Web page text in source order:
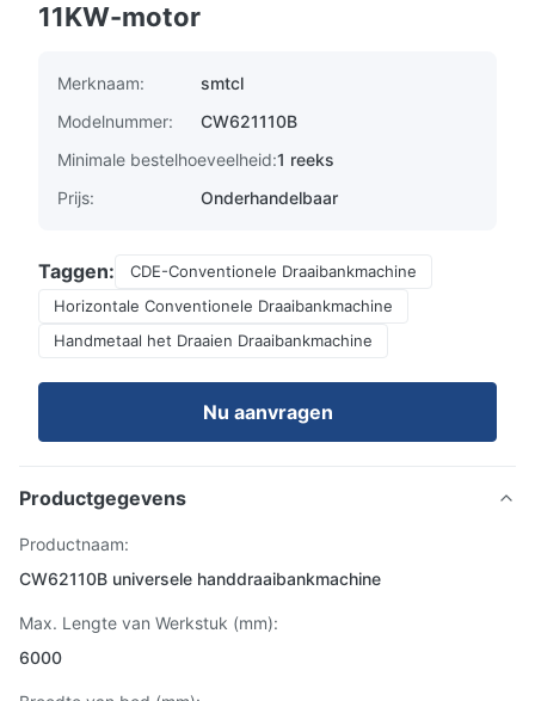
11KW-motor
Merknaam:
smtcl
Modelnummer:
CW621110B
Minimale bestelhoeveelheid:1 reeks
Prijs:
Onderhandelbaar
Taggen:
CDE-Conventionele Draaibankmachine
Horizontale Conventionele Draaibankmachine
Handmetaal het Draaien Draaibankmachine
Nu aanvragen
Productgegevens
Productnaam:
CW62110B universele handdraaibankmachine
Max. Lengte van Werkstuk (mm):
6000